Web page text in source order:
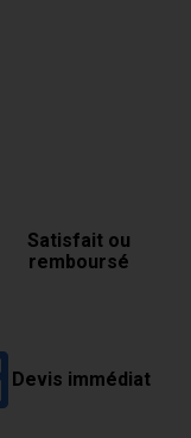
Satisfait ou
remboursé
Devis immédiat